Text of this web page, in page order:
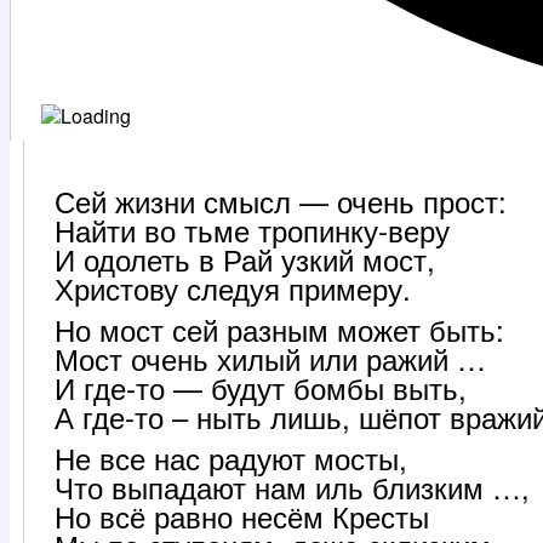
Сей жизни смысл — очень прост:
Найти во тьме тропинку-веру
И одолеть в Рай узкий мост,
Христову следуя примеру.
Но мост сей разным может быть:
Мост очень хилый или ражий …
И где-то — будут бомбы выть,
А где-то – ныть лишь, шёпот
Не все нас радуют мосты,
Что выпадают нам иль близким …,
Но всё равно несём Кресты